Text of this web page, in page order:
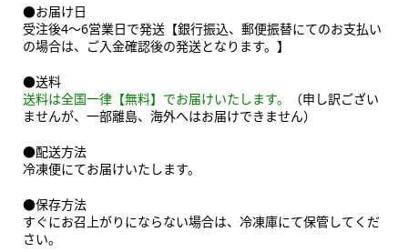
●お届け日
受注後4～6営業日で発送【銀行振込、郵便振替にてのお支払い
の場合は、ご入金確認後の発送となります。】
●送料
送料は全国一律【無料】でお届けいたします。
（申し訳ござい
ませんが、一部離島、海外へはお届けできません）
●配送方法
冷凍便にてお届けいたします。
●保存方法
すぐにお召上がりにならない場合は、冷凍庫にて保管してくだ
さい。